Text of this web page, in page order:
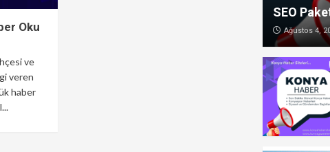
Oku
ve
veren
haber
SEO
Ağustos 4,